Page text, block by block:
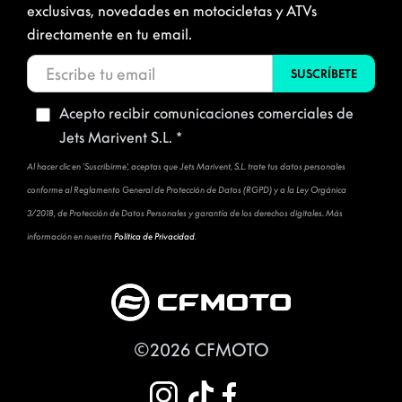
exclusivas, novedades en motocicletas y ATVs
directamente en tu email.
Acepto recibir comunicaciones comerciales de
Jets Marivent S.L. *
Al hacer clic en 'Suscribirme', aceptas que Jets Marivent, S.L. trate tus datos personales
conforme al Reglamento General de Protección de Datos (RGPD) y a la Ley Orgánica
3/2018, de Protección de Datos Personales y garantía de los derechos digitales. Más
información en nuestraPolítica de Privacidad
©2026 CFMOTO